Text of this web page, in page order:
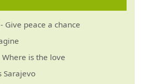
Give peace a chance
Where is the love
Sarajevo